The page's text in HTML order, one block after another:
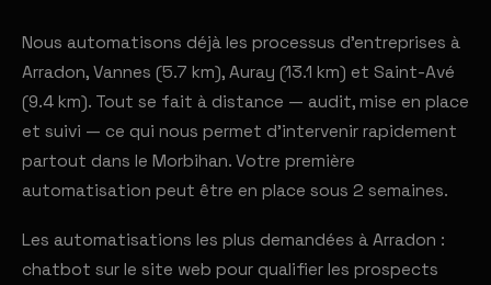
Nous automatisons déjà les processus d'entreprises à
Arradon, Vannes (5.7 km), Auray (13.1 km) et Saint-Avé
(9.4 km). Tout se fait à distance — audit, mise en place
et suivi — ce qui nous permet d'intervenir rapidement
partout dans le Morbihan. Votre première
automatisation peut être en place sous 2 semaines.
Les automatisations les plus demandées à Arradon :
chatbot sur le site web pour qualifier les prospects